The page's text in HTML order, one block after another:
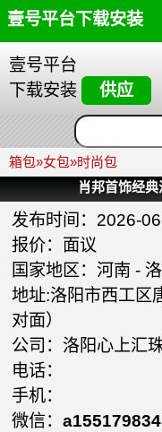
壹号平台下载安装
壹号平台
下载安装
供应
箱包»女包»时尚包
肖邦首饰经
发布时间：2026-
报价：面议
国家地区： 河南 -
地址:洛阳市西工区
对面）
公司： 洛阳心上汇
电话：
手机：
微信：